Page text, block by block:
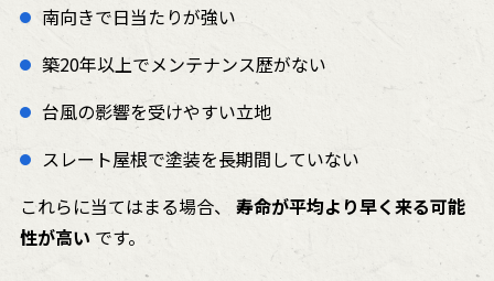
南向きで日当たりが強い
築20年以上でメンテナンス歴がない
台風の影響を受けやすい立地
スレート屋根で塗装を長期間していない
これらに当てはまる場合、 寿命が平均より早く来る可能
性が高い です。